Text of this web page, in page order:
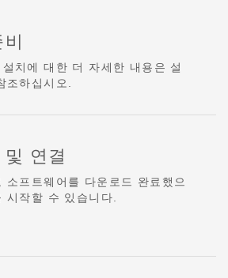
치에 대한 더 자세한 내용은 설
하십시오.
연결
소프트웨어를 다운로드 완료했으
시작할 수 있습니다.